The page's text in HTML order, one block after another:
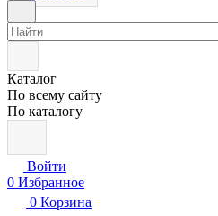
Каталог
По всему сайту
По каталогу
Войти
0 Избранное
0 Корзина